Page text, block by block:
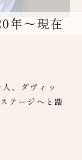
年～現在
、ダヴィッ
テージへと踏